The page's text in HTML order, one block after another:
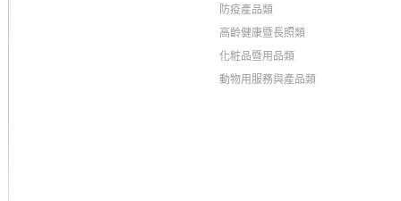
防疫產品類
高齡健康暨長照類
化粧品暨用品類
動物用服務與產品類